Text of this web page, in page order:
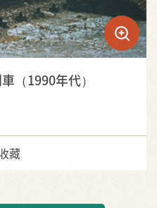
（1990年代）
藏